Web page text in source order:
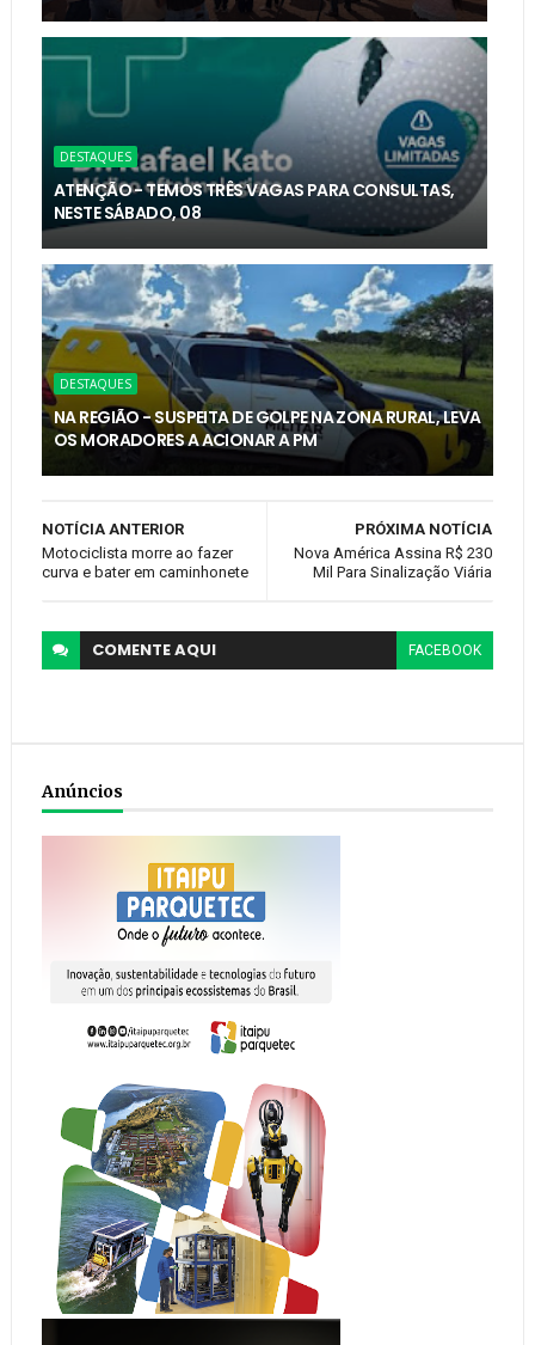
DESTAQUES
ATENÇÃO - TEMOS TRÊS VAGAS PARA CONSULTAS,
NESTE SÁBADO, 08
DESTAQUES
NA REGIÃO - SUSPEITA DE GOLPE NA ZONA RURAL, LEVA
OS MORADORES A ACIONAR A PM
PRÓXIMA NOTÍCIA
Nova América Assina R$ 230
Mil Para Sinalização Viária
NOTÍCIA ANTERIOR
Motociclista morre ao fazer
curva e bater em caminhonete
COMENTEAQUI FACEBOOK
Anúncios